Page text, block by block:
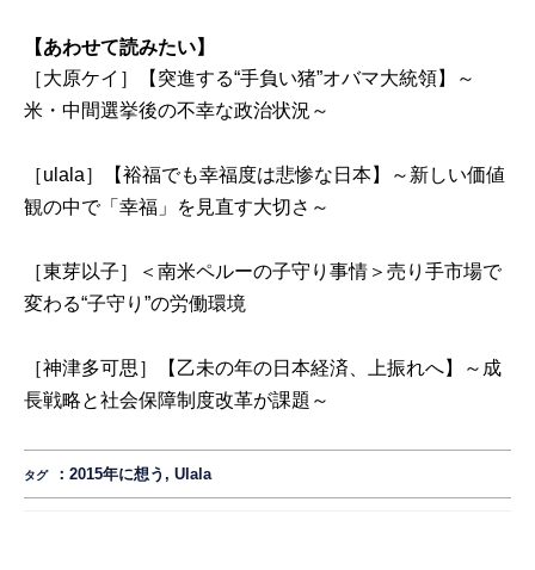
【あわせて読みたい】
［大原ケイ］【突進する“手負い猪”オバマ大統領】～
米・中間選挙後の不幸な政治状況～
［ulala］【裕福でも幸福度は悲惨な日本】～新しい価値
観の中で「幸福」を見直す大切さ～
［東芽以子］＜南米ペルーの子守り事情＞売り手市場で
変わる“子守り”の労働環境
［神津多可思］【乙未の年の日本経済、上振れへ】～成
長戦略と社会保障制度改革が課題～
タグ ：2015年に想う ,Ulala